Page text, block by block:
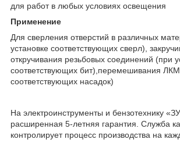
для работ в любых условиях освещения
Применение
Для сверления отверстий в различных
установке соответствующих сверл),
откручивания резьбовых соединений (при
соответствующих бит),перемешивания ЛКМ
соответствующих насадок)
На электроинструменты и бензотехнику
расширенная 5-летняя гарантия. Служба
контролирует процесс производства на